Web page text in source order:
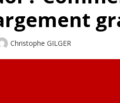
Author
Christophe GILGER